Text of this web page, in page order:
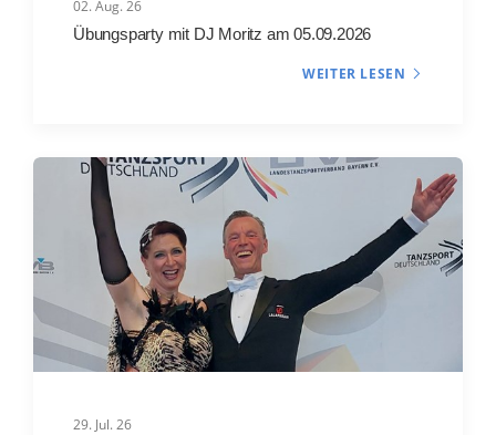
02. Aug. 26
Übungsparty mit DJ Moritz am 05.09.2026
WEITER LESEN
29. Jul. 26